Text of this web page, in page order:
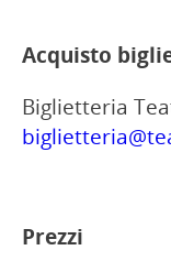
Acquisto
Biglietteria
Prezzi